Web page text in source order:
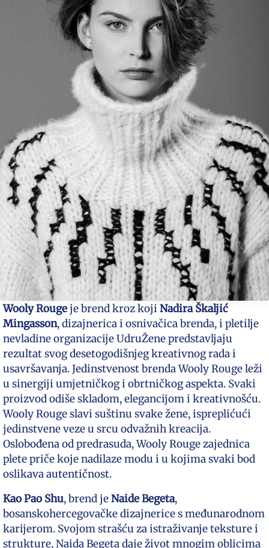
Wooly Rougeje brend kroz koji Nadira Škaljić
Mingasson, dizajnerica i osnivačica brenda, i pletilje
nevladine organizacije UdruŽene predstavljaju
rezultat svog desetogodišnjeg kreativnog rada i
usavršavanja. Jedinstvenost brenda Wooly Rouge leži
u sinergiji umjetničkog i obrtničkog aspekta. Svaki
proizvod odiše skladom, elegancijom i kreativnošću.
Wooly Rouge slavi suštinu svake žene, ispreplićući
jedinstvene veze u srcu odvažnih kreacija.
Oslobođena od predrasuda, Wooly Rouge zajednica
plete priče koje nadilaze modu i u kojima svaki bod
oslikava autentičnost.
Kao Pao Shu, brend jeNaide Begeta,
bosanskohercegovačke dizajnerice s međunarodnom
karijerom. Svojom strašću za istraživanje teksture i
strukture, Naida Begeta daje život mnogim oblicima